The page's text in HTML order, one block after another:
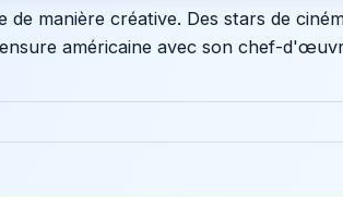
manière créative. Des stars de
américaine avec son chef-